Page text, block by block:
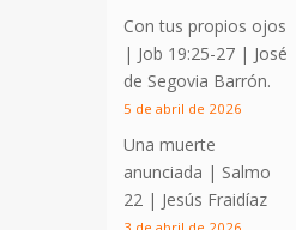
Con tus propios ojos
| Job 19:25-27 | José
de Segovia Barrón.
5 de abril de 2026
Una muerte
anunciada | Salmo
22 | Jesús Fraidíaz